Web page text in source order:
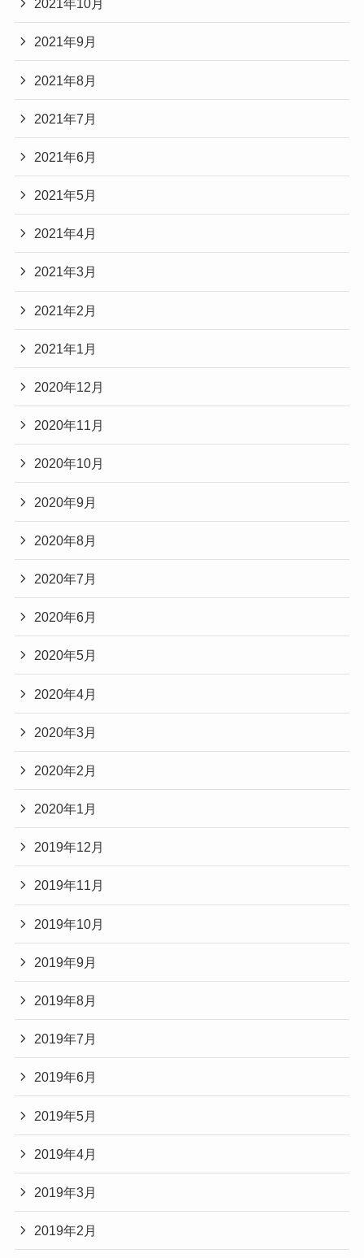
2021年10月
2021年9月
2021年8月
2021年7月
2021年6月
2021年5月
2021年4月
2021年3月
2021年2月
2021年1月
2020年12月
2020年11月
2020年10月
2020年9月
2020年8月
2020年7月
2020年6月
2020年5月
2020年4月
2020年3月
2020年2月
2020年1月
2019年12月
2019年11月
2019年10月
2019年9月
2019年8月
2019年7月
2019年6月
2019年5月
2019年4月
2019年3月
2019年2月